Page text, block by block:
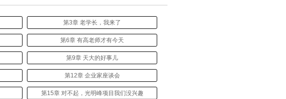
第3章 老学长，我来了
第6章 有高老师才有今天
第9章 天大的好事儿
第12章 企业家座谈会
第15章 对不起，光明峰项目我们没兴趣